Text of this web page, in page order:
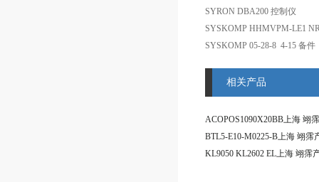
SYRON DBA200 控制仪
SYSKOMP HHMVPM-LE1
SYSKOMP 05-28-8 4-15 备件
相关产品